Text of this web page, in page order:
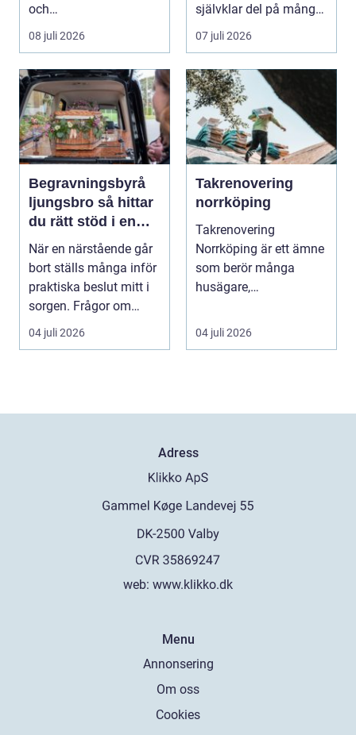
och
trädgårdsentusiaster.
Det är ett m...
08 juli 2026
självklar del på många
event, m...
07 juli 2026
Begravningsbyrå
ljungsbro så hittar
du rätt stöd i en
svår tid
När en närstående går
bort ställs många inför
praktiska beslut mitt i
sorgen. Frågor om
ceremoni, ju...
04 juli 2026
Takrenovering
norrköping
Takrenovering
Norrköping är ett ämne
som berör många
husägare,
och fastighets...
04 juli 2026
Adress
web: www.klikko.dk
Menu
Annonsering
Om oss
Cookies